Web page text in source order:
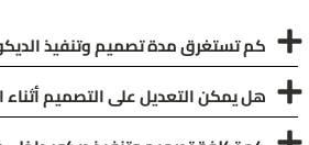
كم تستغرق مدة تصميم وتنفيذ
هل يمكن التعديل على التصميم أثناء